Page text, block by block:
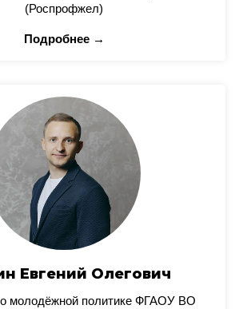
(Роспрофжел)
Подробнее →
Евгений Олегович
молодёжной политике ФГАОУ ВО